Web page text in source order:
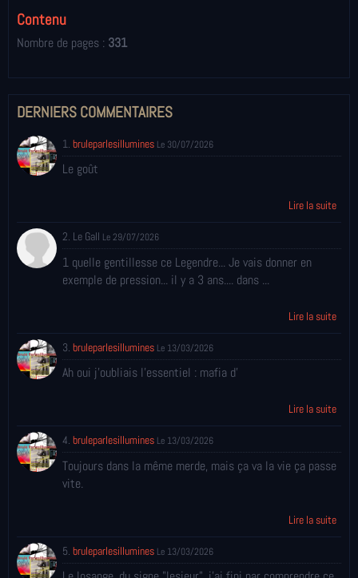
Contenu
Nombre de pages : 331
DERNIERS COMMENTAIRES
1. bruleparlesillumines Le 30/07/2026
Le goût
Lire la suite
2. Le Gall Le 29/07/2026
1 quelle gentillesse ce Legendre... Je vais donner en
exemple de pression... il y a 3 ans.... dans ...
Lire la suite
3. bruleparlesillumines Le 13/03/2026
Ah oui j'oubliais l'essentiel : mafia d'
Lire la suite
4. bruleparlesillumines Le 13/03/2026
Toujours dans la même merde, mais ça va la vie ça passe
vite.
Lire la suite
5. bruleparlesillumines Le 13/03/2026